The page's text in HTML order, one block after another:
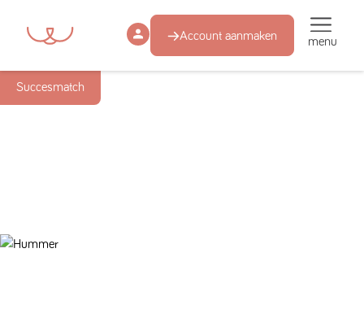
Account aanmaken menu
Succesmatch